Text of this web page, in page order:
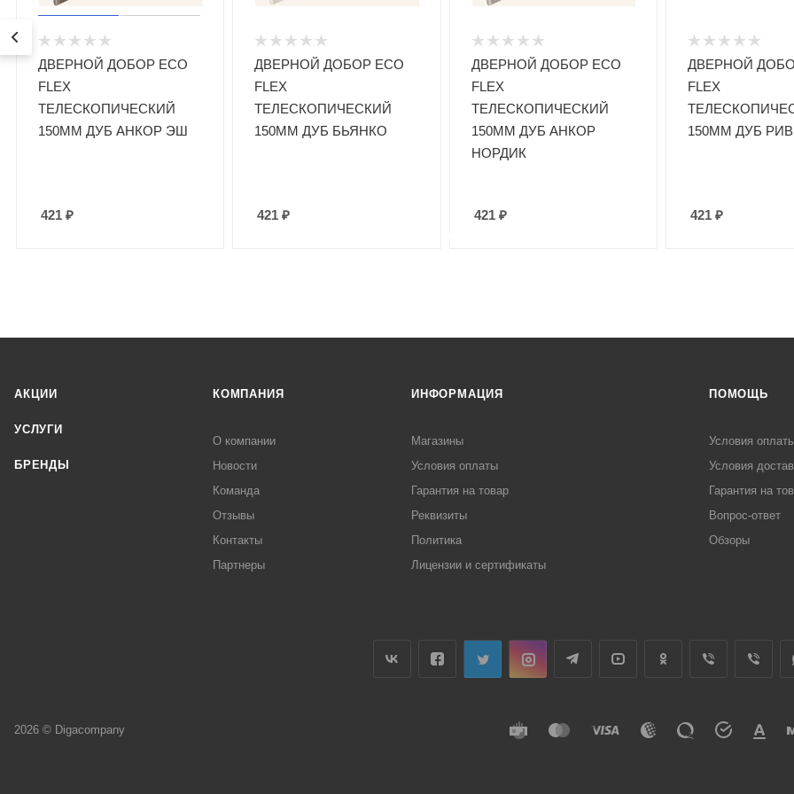
ДВЕРНОЙ ДОБОР ECO
FLEX
ТЕЛЕСКОПИЧЕСКИЙ
150ММ ДУБ АНКОР ЭШ
421 ₽
ДВЕРНОЙ ДОБОР ECO
FLEX
ТЕЛЕСКОПИЧЕСКИЙ
150ММ ДУБ БЬЯНКО
421 ₽
ДВЕРНОЙ ДОБОР ECO
FLEX
ТЕЛЕСКОПИЧЕСКИЙ
150ММ ДУБ АНКОР
НОРДИК
421₽
ДВЕРНОЙ
FLEX
150ММ ДУБ
421₽
АКЦИИ
УСЛУГИ
БРЕНДЫ
КОМПАНИЯ
О компании
Новости
Команда
Отзывы
Контакты
Партнеры
ИНФОРМАЦИЯ
Магазины
Условия оплаты
Гарантия на товар
Реквизиты
Политика
Лицензии и сертификаты
ПОМОЩЬ
Условия
Условия
Гарантия на
Вопрос-ответ
Обзоры
2026 © Digacompany